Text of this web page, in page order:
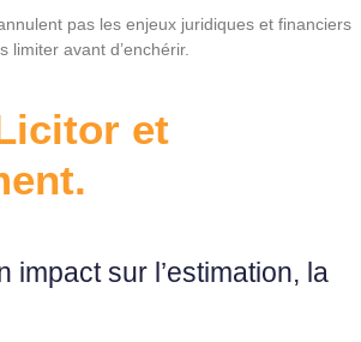
pas les enjeux juridiques et financiers
avant d’enchérir.
et
impact sur l’estimation, la